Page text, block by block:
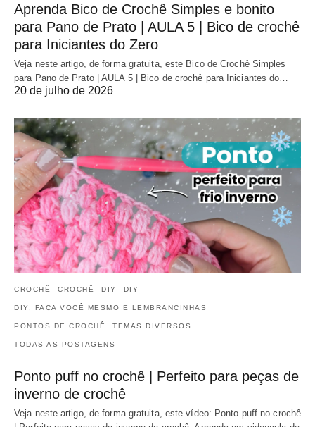
Aprenda Bico de Crochê Simples e bonito
para Pano de Prato | AULA 5 | Bico de crochê
para Iniciantes do Zero
Veja neste artigo, de forma gratuita, este Bico de Crochê Simples
para Pano de Prato | AULA 5 | Bico de crochê para Iniciantes do…
20 de julho de 2026
CROCHÊ CROCHÊ DIY DIY
DIY, FAÇA VOCÊ MESMO E LEMBRANCINHAS
PONTOS DE CROCHÊ TEMAS DIVERSOS
TODAS AS POSTAGENS
Ponto puff no crochê | Perfeito para peças de
inverno de crochê
Veja neste artigo, de forma gratuita, este vídeo: Ponto puff no crochê